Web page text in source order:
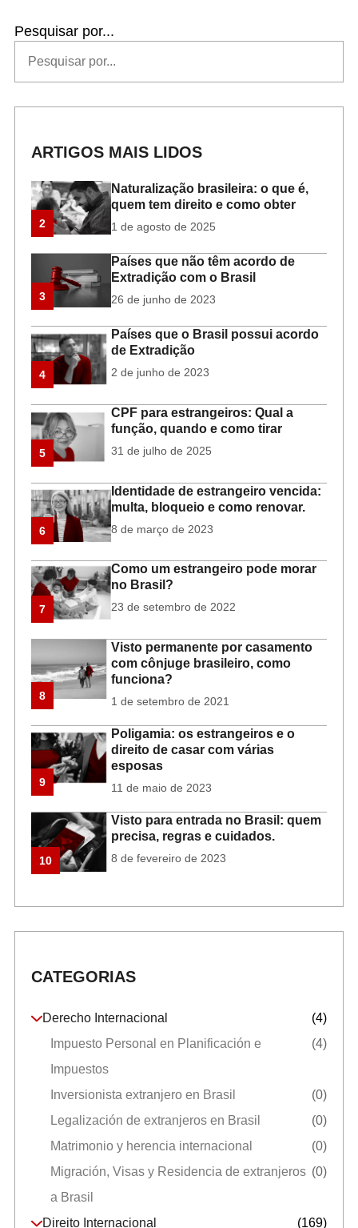
Pesquisar por...
ARTIGOS MAIS LIDOS
2
Naturalização brasileira: o que é,
quem tem direito e como obter
1 de agosto de 2025
3
Países que não têm acordo de
Extradição com o Brasil
26 de junho de 2023
4
Países que o Brasil possui acordo
de Extradição
2 de junho de 2023
5
CPF para estrangeiros: Qual a
função, quando e como tirar
31 de julho de 2025
6
Identidade de estrangeiro vencida:
multa, bloqueio e como renovar.
8 de março de 2023
7
Como um estrangeiro pode morar
no Brasil?
23 de setembro de 2022
8
Visto permanente por casamento
com cônjuge brasileiro, como
funciona?
1 de setembro de 2021
9
Poligamia: os estrangeiros e o
direito de casar com várias
esposas
11 de maio de 2023
10
Visto para entrada no Brasil: quem
precisa, regras e cuidados.
8 de fevereiro de 2023
CATEGORIAS
Derecho Internacional
(4)
Impuesto Personal en Planificación e
Impuestos
(4)
Inversionista extranjero en Brasil
(0)
Legalización de extranjeros en Brasil
(0)
Matrimonio y herencia internacional
(0)
Migración, Visas y Residencia de extranjeros
a Brasil
(0)
Direito Internacional
(169)